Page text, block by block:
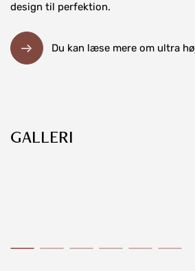
design til perfektion.
Du kan læse mere om ultra
GALLERI